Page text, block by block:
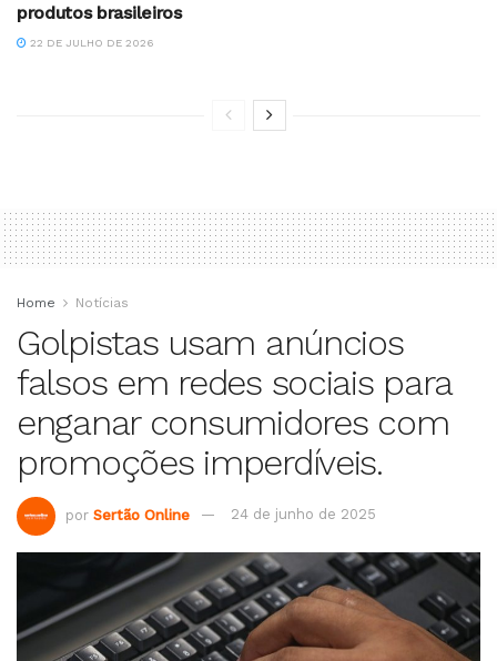
produtos brasileiros
22 DE JULHO DE 2026
Home Notícias
Golpistas usam anúncios
falsos em redes sociais para
enganar consumidores com
promoções imperdíveis.
por Sertão Online 24 de junho de 2025